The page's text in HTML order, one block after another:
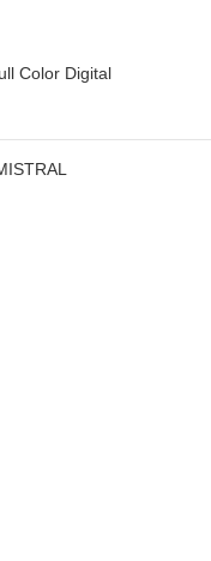
Color Digital